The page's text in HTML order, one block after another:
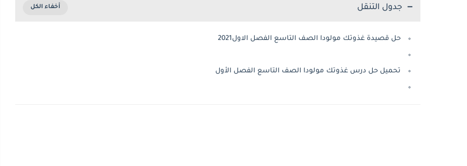
جدول التنقل
حل قصيدة غذوتك مولودا الصف التاسع الفصل الاول2021
تحميل حل درس غذوتك مولودا الصف التاسع الفصل الأول